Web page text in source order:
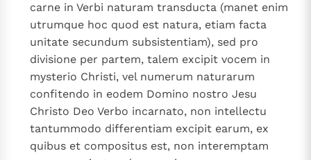
carne in Verbi naturam transducta (manet enim
utrumque hoc quod est natura, etiam facta
unitate secundum subsistentiam), sed pro
divisione per partem, talem excipit vocem in
mysterio Christi, vel numerum naturarum
confitendo in eodem Domino nostro Jesu
Christo Deo Verbo incarnato, non intellectu
tantummodo differentiam excipit earum, ex
quibus et compositus est, non interemptam